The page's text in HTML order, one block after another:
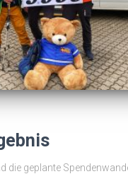
die geplante